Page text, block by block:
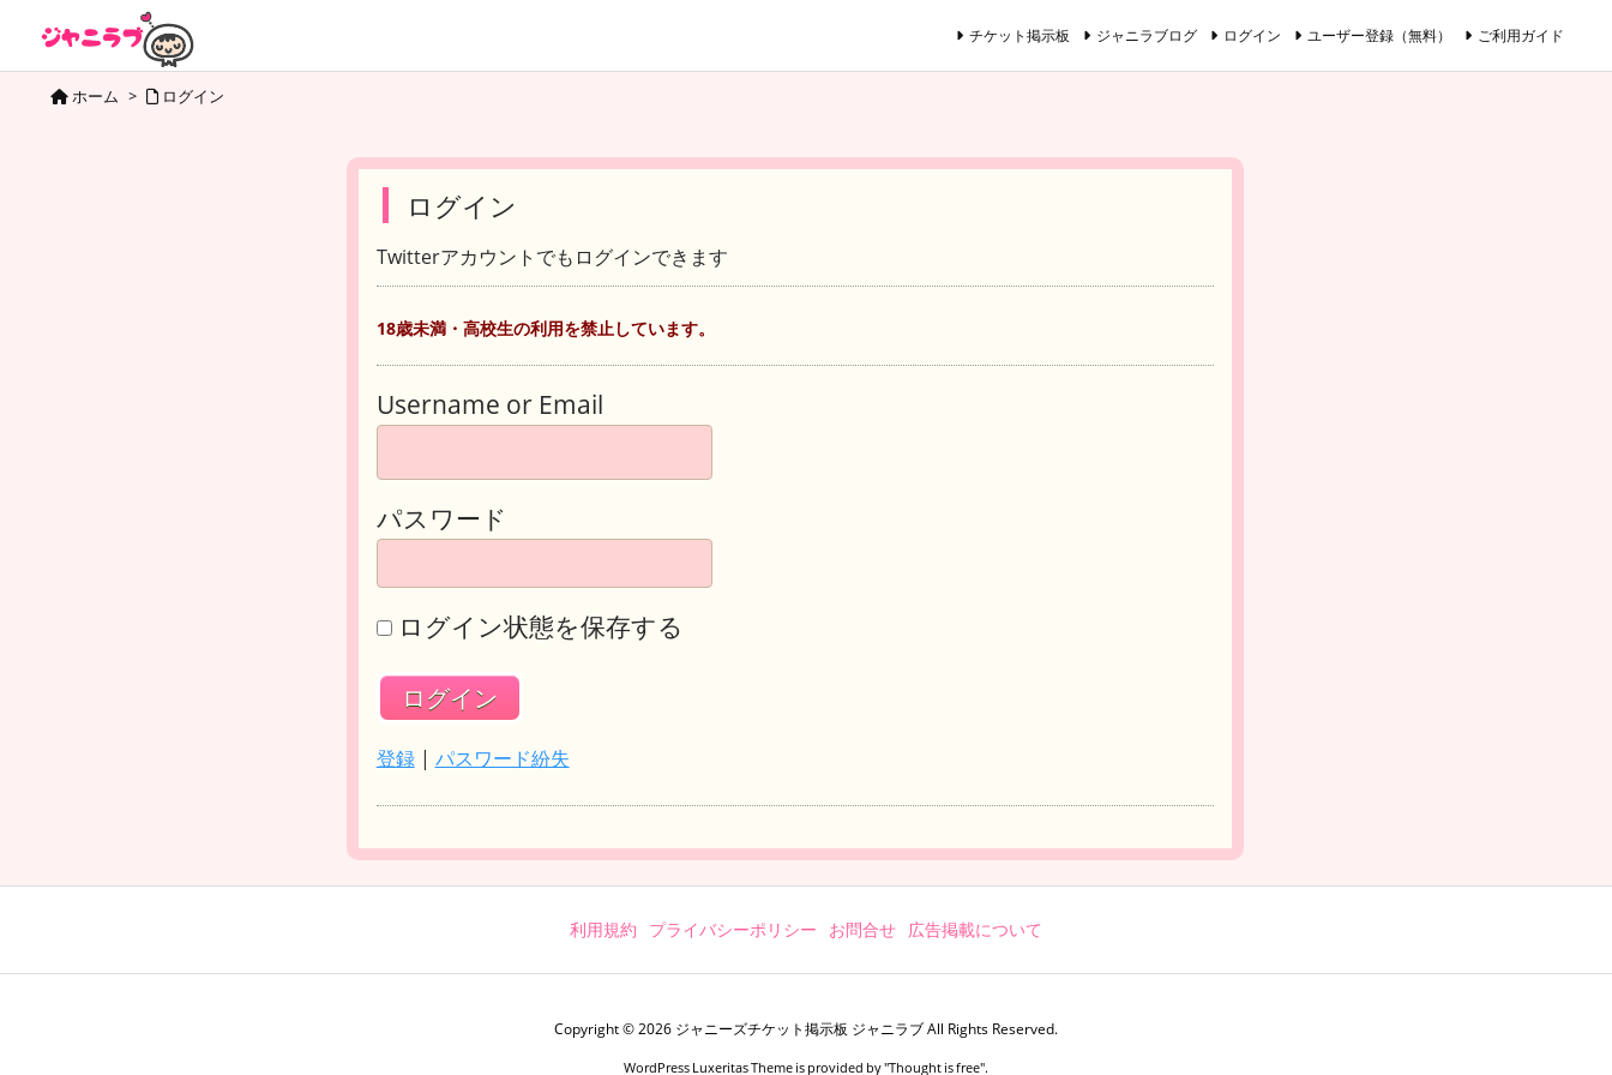
チケット掲示板 ジャニラブログ ログイン ユーザー登録（無料） ご利用ガイド
ホーム > ログイン
ログイン
Twitterアカウントでもログインできます
18歳未満・高校生の利用を禁止しています。
Username or Email
パスワード
ログイン状態を保存する
登録| パスワード紛失
利用規約 プライバシーポリシー お問合せ 広告掲載について
Copyright ©2026 ジャニーズチケット掲示板 ジャニラブAll Rights Reserved.
WordPress Luxeritas Theme is provided by "Thought is free".